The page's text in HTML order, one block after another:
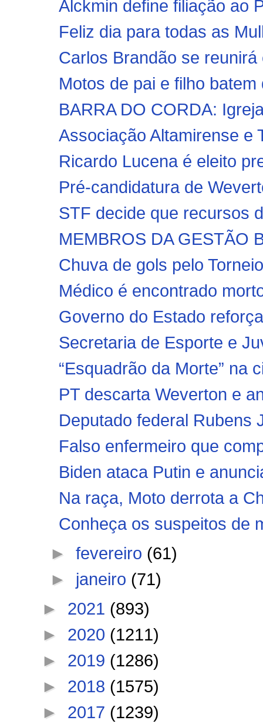
Alckmin define filiação ao
Feliz dia para todas as
Carlos Brandão se
Motos de pai e filho
BARRA DO CORDA:
Associação Altamirense e
Ricardo Lucena é eleito
Pré-candidatura de
STF decide que recursos
MEMBROS DA GESTÃO
Chuva de gols pelo
Médico é encontrado
Governo do Estado
Secretaria de Esporte e
“Esquadrão da Morte” na
PT descarta Weverton e
Deputado federal Rubens
Falso enfermeiro que
Biden ataca Putin e
Na raça, Moto derrota a
Conheça os suspeitos de
►fevereiro (61)
► janeiro (71)
► 2021 (893)
► 2020 (1211)
► 2019 (1286)
► 2018 (1575)
► 2017 (1239)